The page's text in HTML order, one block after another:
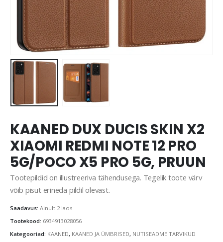
KAANED DUX DUCIS SKIN X2
XIAOMI REDMI NOTE 12 PRO
5G/POCO X5 PRO 5G, PRUUN
Tootepildid on illustreeriva tähendusega. Tegelik toote värv
võib pisut erineda pildil olevast.
Saadavus: Ainult 2 laos
Tootekood: 6934913028056
Kategooriad: KAANED, KAANED JA ÜMBRISED, NUTISEADME TARVIKUD